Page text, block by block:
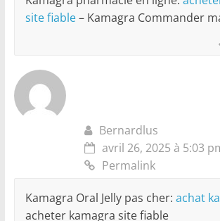
site fiable– Kamagra Commander
Bernardlus
avril 26, 2025 à 5:03
Permalink
Kamagra Oral Jelly pas cher: achat
acheter kamagra site fiable